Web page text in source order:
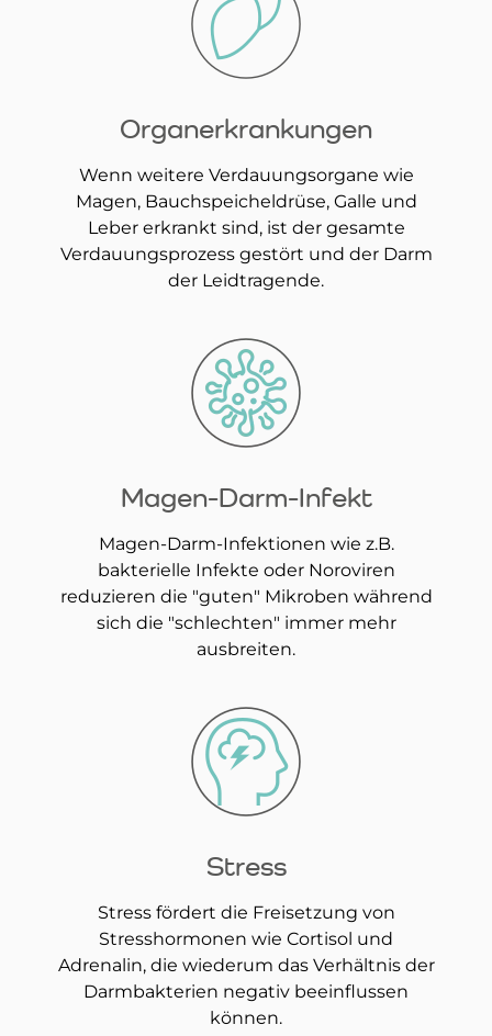
Organerkrankungen
Wenn weitere Verdauungsorgane wie
Magen, Bauchspeicheldrüse, Galle und
Leber erkrankt sind, ist der gesamte
Verdauungsprozess gestört und der Darm
der Leidtragende.
Magen-Darm-Infekt
Magen-Darm-Infektionen wie z.B.
bakterielle Infekte oder Noroviren
reduzieren die "guten" Mikroben während
sich die "schlechten" immer mehr
ausbreiten.
Stress
Stress fördert die Freisetzung von
Stresshormonen wie Cortisol und
Adrenalin, die wiederum das Verhältnis der
Darmbakterien negativ beeinflussen
können.